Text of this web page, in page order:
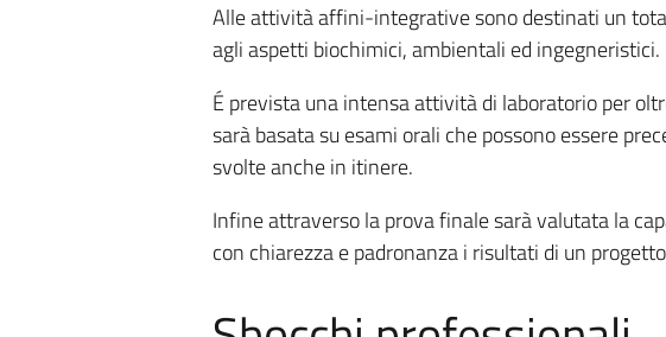
Alle attività affini-integrative sono destinati un
agli aspetti biochimici, ambientali ed ingegneristici.
É prevista una intensa attività di laboratorio per
sarà basata su esami orali che possono essere
svolte anche in itinere.
Infine attraverso la prova finale sarà valutata la
con chiarezza e padronanza i risultati di un